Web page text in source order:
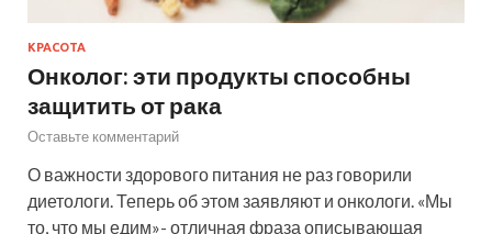
КРАСОТА
Онколог: эти продукты способны
защитить от рака
Оставьте комментарий
О важности здорового питания не раз говорили
диетологи. Теперь об этом заявляют и онкологи. «Мы
то, что мы едим»- отличная фраза описывающая